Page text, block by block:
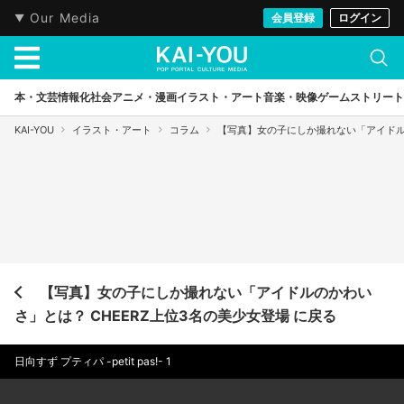
Our Media 会員登録 ログイン
本・文芸情報化社会アニメ・漫画イラスト・アート音楽・映像ゲームストリート
KAI-YOU イラスト・アート コラム 【写真】女の子にしか撮れない「アイ
【写真】女の子にしか撮れない「アイドルのかわい
さ」とは？ CHEERZ上位3名の美少女登場 に戻る
日向すず プティパ -petit pas!- 1